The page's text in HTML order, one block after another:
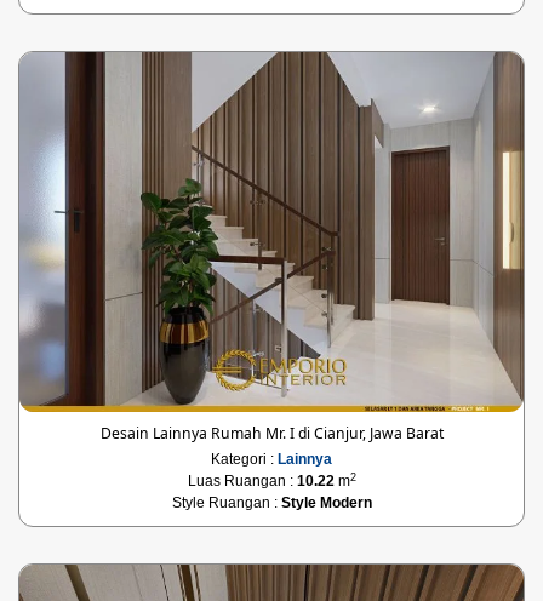
Desain Lainnya Rumah Mr. I di Cianjur, Jawa Barat
Kategori : Lainnya
Luas Ruangan : 10.22m2
Style Ruangan : Style Modern